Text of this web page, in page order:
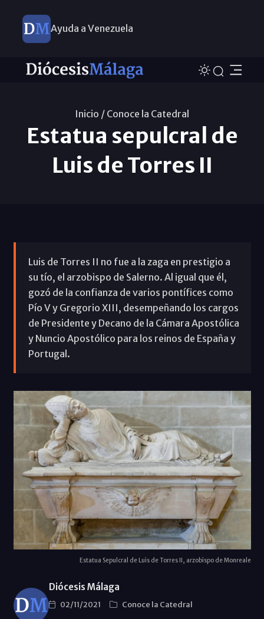
Ayuda a Venezuela
Inicio / Conoce la Catedral
Estatua sepulcral de
Luis de Torres II
Luis de Torres II no fue a la zaga en prestigio a
su tío, el arzobispo de Salerno. Al igual que él,
gozó de la confianza de varios pontífices como
Pío V y Gregorio XIII, desempeñando los cargos
de Presidente y Decano de la Cámara Apostólica
y Nuncio Apostólico para los reinos de España y
Portugal.
Estatua Sepulcral de Luis de Torres II, arzobispo de Monreale
Diócesis Málaga
02/11/2021
Conoce la Catedral